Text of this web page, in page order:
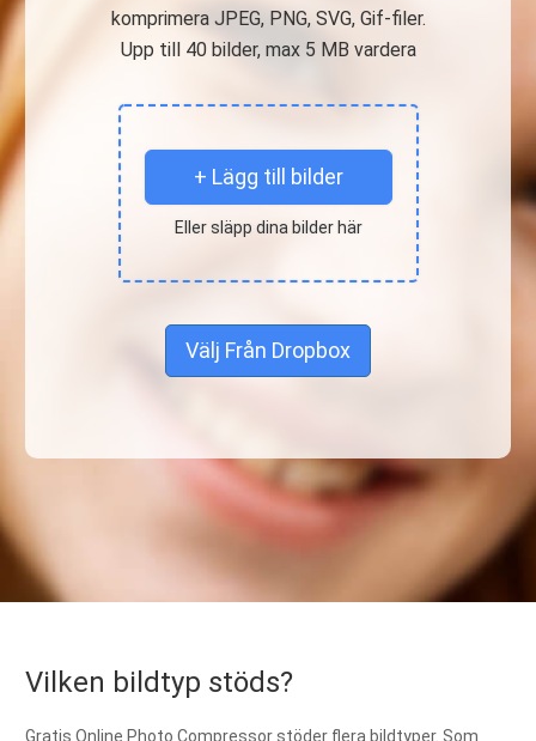
komprimera JPEG, PNG, SVG, Gif-filer.
Upp till 40 bilder, max 5 MB vardera
+ Lägg till bilder
Eller släpp dina bilder här
Välj Från Dropbox
Vilken bildtyp stöds?
Gratis Online Photo Compressor stöder flera bildtyper. Som